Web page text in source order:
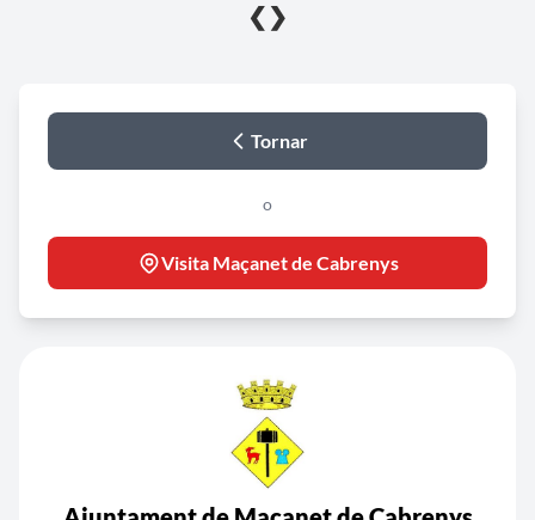
❮ ❯
Tornar
o
Visita Maçanet de Cabrenys